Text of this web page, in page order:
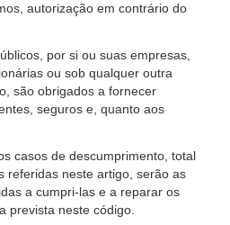
autorização em contrário do
por si ou suas empresas,
ou sob qualquer outra
são obrigados a fornecer
seguros e, quanto aos
casos de descumprimento, total
referidas neste artigo, serão as
a cumpri-las e a reparar os
prevista neste código.